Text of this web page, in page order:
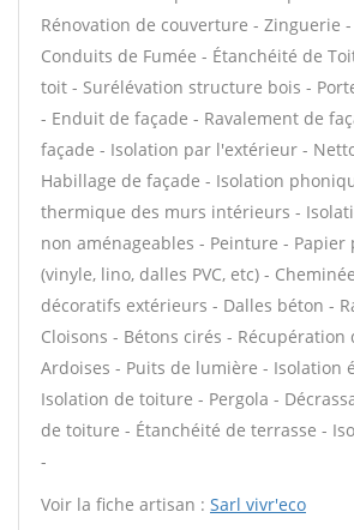
Rénovation de couverture - Zinguerie
Conduits de Fumée - Étanchéité de
toit - Surélévation structure bois -
- Enduit de façade - Ravalement de
façade - Isolation par l'extérieur -
Habillage de façade - Isolation
thermique des murs intérieurs -
non aménageables - Peinture - Papier
(vinyle, lino, dalles PVC, etc) -
décoratifs extérieurs - Dalles béton -
Cloisons - Bétons cirés - Récupération
Ardoises - Puits de lumière - Isolation
Isolation de toiture - Pergola -
de toiture - Étanchéité de terrasse -
-
Voir la fiche artisan : Sarl vivr'eco